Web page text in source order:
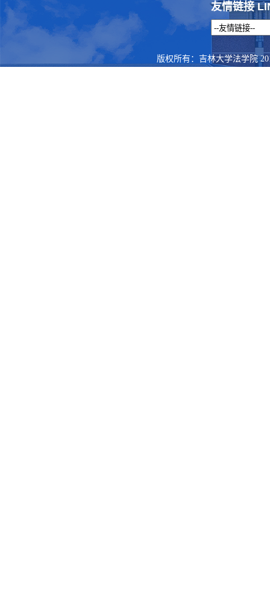
友情链接
版权所有：吉林大学法学院